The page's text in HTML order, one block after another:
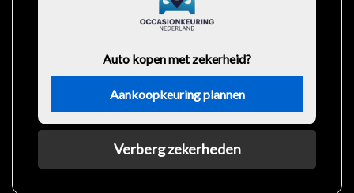
Auto kopen met zekerheid?
Aankoopkeuring plannen
Verberg zekerheden